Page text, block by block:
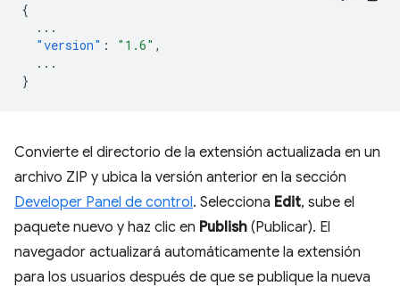
{
...
"version" : "1.6" ,
...
}
Convierte el directorio de la extensión actualizada en un
archivo ZIP y ubica la versión anterior en la sección
Developer Panel de control. Selecciona Edit, sube el
paquete nuevo y haz clic en Publish (Publicar). El
navegador actualizará automáticamente la extensión
para los usuarios después de que se publique la nueva